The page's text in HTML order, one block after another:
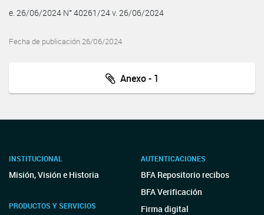
e. 26/06/2024 N° 40261/24 v. 26/06/2024
Fecha de publicación 26/06/2024
Anexo - 1
INSTITUCIONAL
Misión, Visión e Historia
PRODUCTOS Y SERVICIOS
AUTENTICACIONES
BFA Repositorio recibos
BFA Verificación
Firma digital